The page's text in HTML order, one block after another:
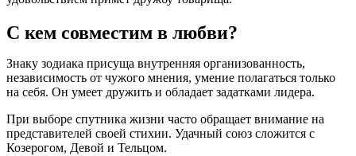
С кем совместим в любви?
Знаку зодиака присуща внутренняя организованность,
независимость от чужого мнения, умение полагаться только
на себя. Он умеет дружить и обладает задатками лидера.
При выборе спутника жизни часто обращает внимание на
представителей своей стихии. Удачный союз сложится с
Козерогом, Девой и Тельцом.